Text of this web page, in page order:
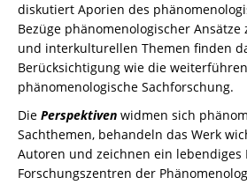
diskutiert Aporien des
Bezüge phänomenologischer
und interkulturellen Themen finden
Berücksichtigung wie die
phänomenologische Sachforschung.
Die Perspektiven widmen sich
Sachthemen, behandeln das Werk
Autoren und zeichnen ein
Forschungszentren der